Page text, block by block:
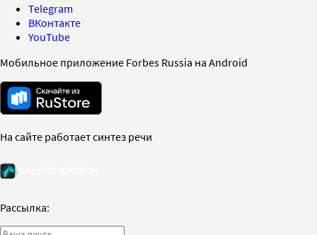
Telegram
ВКонтакте
YouTube
Мобильное приложение Forbes Russia на Android
На сайте работает синтез речи
Рассылка: